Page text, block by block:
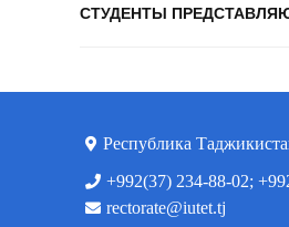
СТУДЕНТЫ
Республика
+992(37) 234-88-02;
rectorate@iutet.tj